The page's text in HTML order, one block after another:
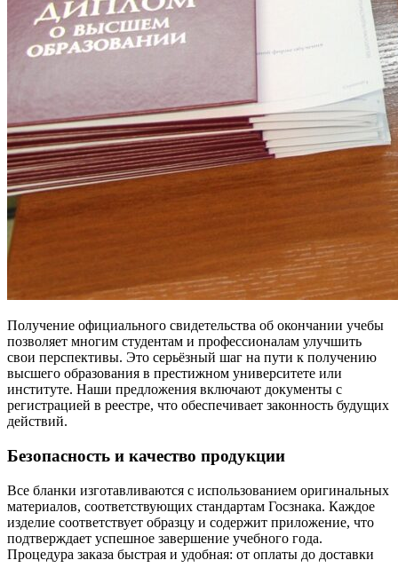
Получение официального свидетельства об окончании учебы
позволяет многим студентам и профессионалам улучшить
свои перспективы. Это серьёзный шаг на пути к получению
высшего образования в престижном университете или
институте. Наши предложения включают документы с
регистрацией в реестре, что обеспечивает законность будущих
действий.
Безопасность и качество продукции
Все бланки изготавливаются с использованием оригинальных
материалов, соответствующих стандартам Госзнака. Каждое
изделие соответствует образцу и содержит приложение, что
подтверждает успешное завершение учебного года.
Процедура заказа быстрая и удобная: от оплаты до доставки